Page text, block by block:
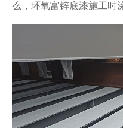
么， 环氧富锌底漆施工时